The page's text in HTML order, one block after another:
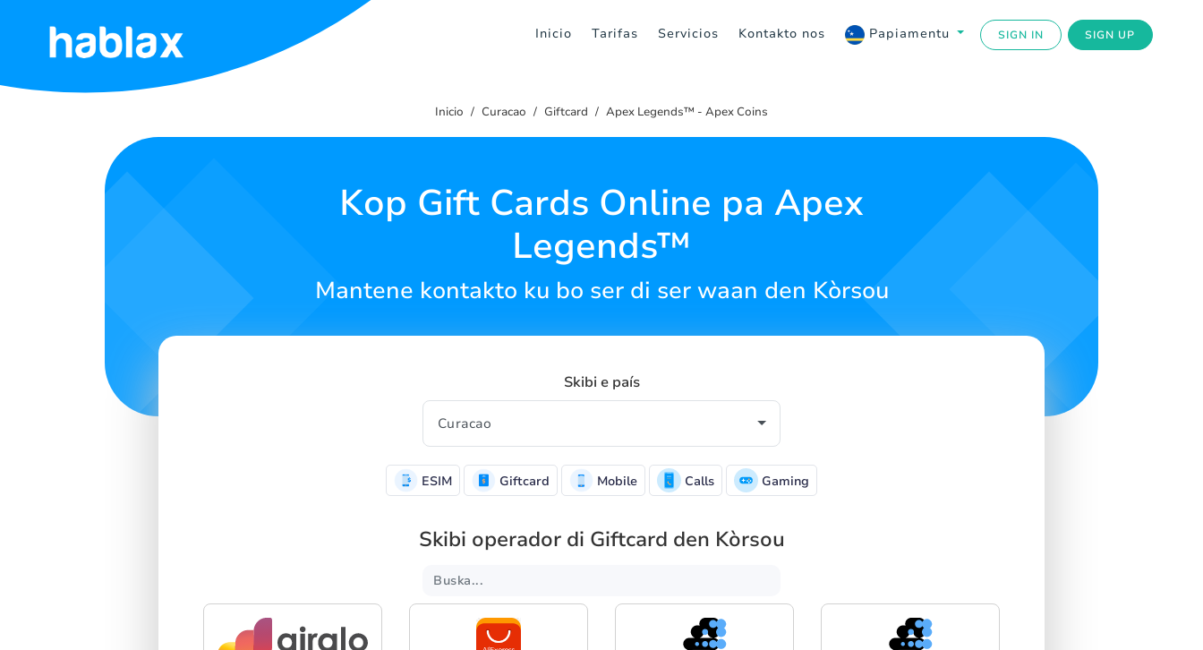
Inicio Tarifas Servicios Kontakto nos Papiamentu SIGN IN SIGN UP
Inicio
Inicio Curacao Giftcard Apex Legends™ - Apex Coins
Kop Gift Cards Online pa Apex
Legends™
Mantene kontakto ku bo ser di ser waan den Kòrsou
Skibi e país
ESIM Giftcard Mobile Calls Gaming
Skibi operador di Giftcard den Kòrsou